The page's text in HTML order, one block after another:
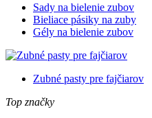
Sady na bielenie zubov
Bieliace pásiky na zuby
Gély na bielenie zubov
Zubné pasty pre fajčiarov
Top značky